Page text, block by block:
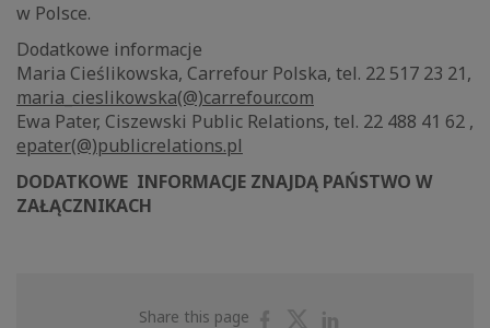
w Polsce.
Dodatkowe informacje
Maria Cieślikowska, Carrefour Polska, tel. 22 517 23 21,
maria_cieslikowska(@)carrefour.com
Ewa Pater, Ciszewski Public Relations, tel. 22 488 41 62 ,
epater(@)publicrelations.pl
DODATKOWE INFORMACJE ZNAJDĄ PAŃSTWO W
ZAŁĄCZNIKACH
Share this page
ShareShare